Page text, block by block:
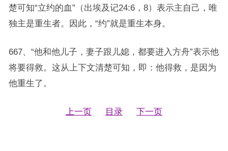
楚可知“立约的血”（出埃及记24:6，8）表示主自己，唯
独主是重生者。因此，“约”就是重生本身。
667、“他和他儿子，妻子跟儿媳，都要进入方舟”表示他
将要得救。这从上下文清楚可知，即：他得救，是因为
他重生了。
上一页 目录 下一页